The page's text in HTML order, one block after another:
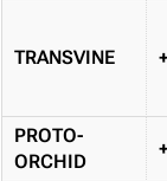
TRANSVINE
PROTO-
ORCHID